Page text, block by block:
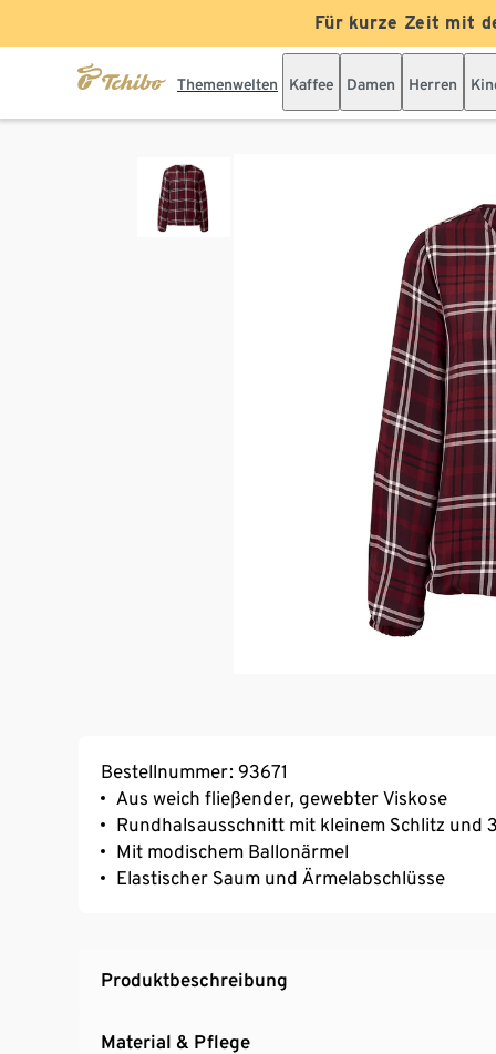
Für kurze Zeit mit
Themenwelten Kaffee Damen Herren
Bestellnummer: 93671
Aus weich fließender, gewebter Viskose
Rundhalsausschnitt mit kleinem Schlitz und
Mit modischem Ballonärmel
Elastischer Saum und Ärmelabschlüsse
Produktbeschreibung
Material & Pflege